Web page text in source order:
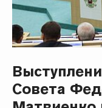
Совета